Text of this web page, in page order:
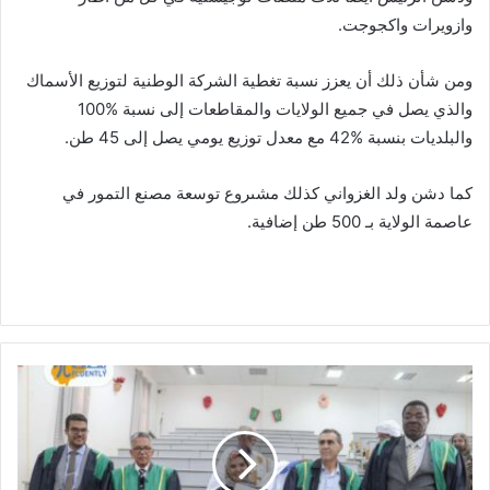
وازويرات واكجوجت.
ومن شأن ذلك أن يعزز نسبة تغطية الشركة الوطنية لتوزيع الأسماك
والذي يصل في جميع الولايات والمقاطعات إلى نسبة %100
والبلديات بنسبة %42 مع معدل توزيع يومي يصل إلى 45 طن.
كما دشن ولد الغزواني كذلك مشىروع توسعة مصنع التمور في
عاصمة الولاية بـ 500 طن إضافية.